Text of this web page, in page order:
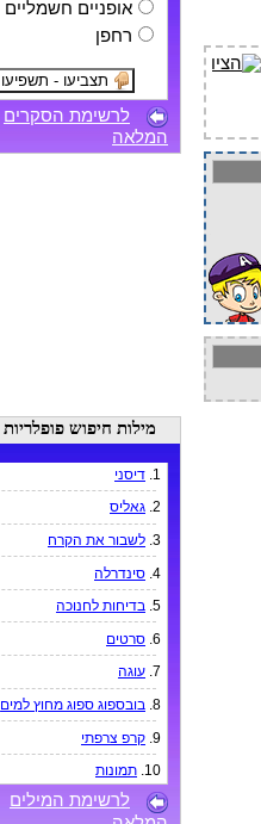
אופניים חשמליים
רחפן
לרשימת הסקרים
המלאה
מילות חיפוש פופלריות
1. דיסני
2. גאליס
3. לשבור את הקרח
4. סינדרלה
5. בדיחות לחנוכה
6. סרטים
7. עוגה
8. בובספוג ספוג מחוץ למים
9. קרפ צרפתי
10. תמונות
לרשימת המילים